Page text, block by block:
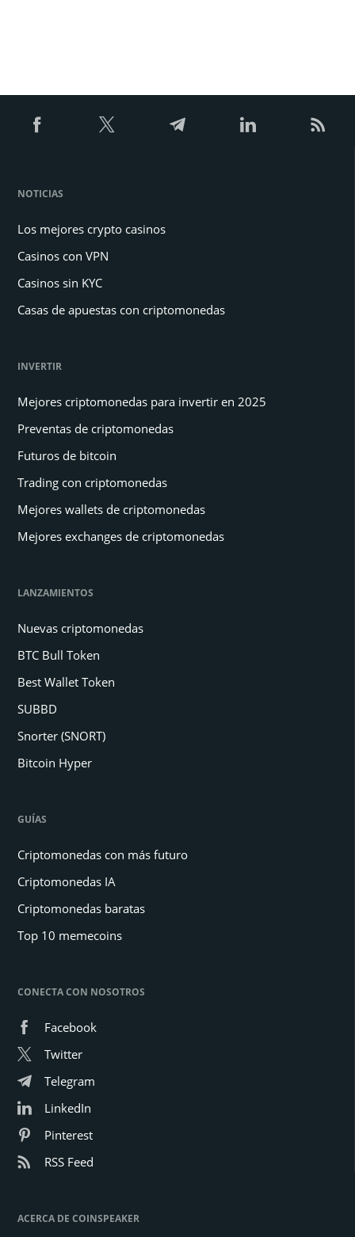
NOTICIAS
Los mejores crypto casinos
Casinos con VPN
Casinos sin KYC
Casas de apuestas con criptomonedas
INVERTIR
Mejores criptomonedas para invertir en 2025
Preventas de criptomonedas
Futuros de bitcoin
Trading con criptomonedas
Mejores wallets de criptomonedas
Mejores exchanges de criptomonedas
LANZAMIENTOS
Nuevas criptomonedas
BTC Bull Token
Best Wallet Token
SUBBD
Snorter (SNORT)
Bitcoin Hyper
GUÍAS
Criptomonedas con más futuro
Criptomonedas IA
Criptomonedas baratas
Top 10 memecoins
CONECTA CON NOSOTROS
Facebook
Twitter
Telegram
LinkedIn
Pinterest
RSS Feed
ACERCA DE COINSPEAKER